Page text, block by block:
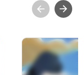
觀測站少年
BOY 3－01.